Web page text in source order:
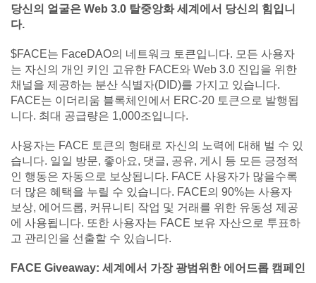
당신의 얼굴은 Web 3.0 탈중앙화 세계에서 당신의 힘입니
다.
$FACE는 FaceDAO의 네트워크 토큰입니다. 모든 사용자
는 자신의 개인 키인 고유한 FACE와 Web 3.0 진입을 위한
채널을 제공하는 분산 식별자(DID)를 가지고 있습니다.
FACE는 이더리움 블록체인에서 ERC-20 토큰으로 발행됩
니다. 최대 공급량은 1,000조입니다.
사용자는 FACE 토큰의 형태로 자신의 노력에 대해 벌 수 있
습니다. 일일 방문, 좋아요, 댓글, 공유, 게시 등 모든 긍정적
인 행동은 자동으로 보상됩니다. FACE 사용자가 많을수록
더 많은 혜택을 누릴 수 있습니다. FACE의 90%는 사용자
보상, 에어드롭, 커뮤니티 작업 및 거래를 위한 유동성 제공
에 사용됩니다. 또한 사용자는 FACE 보유 자산으로 투표하
고 관리인을 선출할 수 있습니다.
FACE Giveaway: 세계에서 가장 광범위한 에어드롭 캠페인